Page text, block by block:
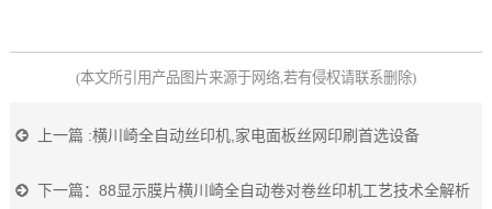
(本文所引用产品图片来源于网络,若有侵权请联系删除)
上一篇 :横川崎全自动丝印机,家电面板丝网印刷首选设备
下一篇： 88显示膜片横川崎全自动卷对卷丝印机工艺技术全解析